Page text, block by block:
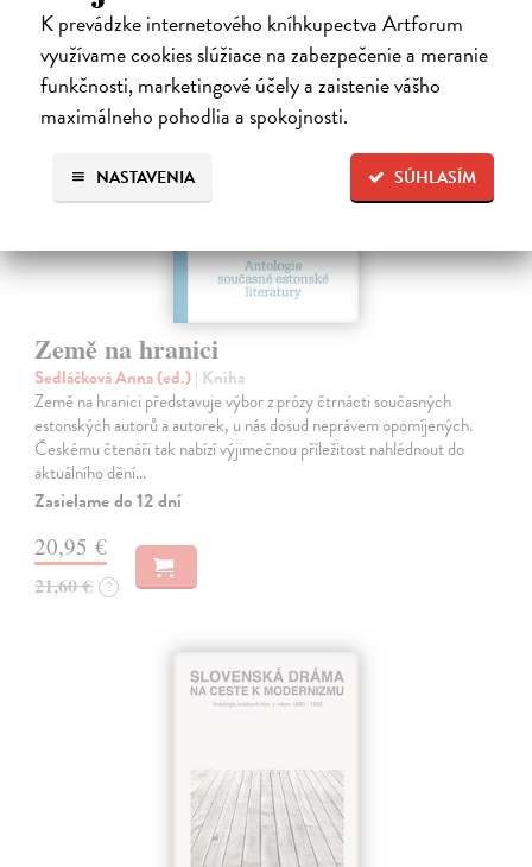
K prevádzke internetového kníhkupectva Artforum
využívame cookies slúžiace na zabezpečenie a meranie
funkčnosti, marketingové účely a zaistenie vášho
maximálneho pohodlia a spokojnosti.
SÚHLASÍM
NASTAVENIA
Země na hranici
Sedláčková Anna (ed.)| Kniha
Země na hranici představuje výbor z prózy čtrnácti současných
estonských autorů a autorek, u nás dosud neprávem opomíjených.
Českému čtenáři tak nabízí výjimečnou příležitost nahlédnout do
aktuálního dění…
Zasielame do 12 dní
20,95 €
21,60 € ?